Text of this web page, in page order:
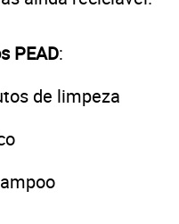
PEAD:
de limpeza